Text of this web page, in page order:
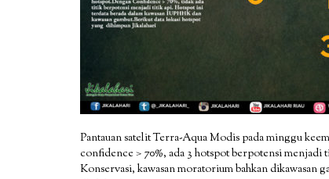
Pantauan satelit Terra-Aqua Modis pada minggu
confidence > 70%, ada 3 hotspot berpotensi
Konservasi, kawasan moratorium bahkan dikawasan